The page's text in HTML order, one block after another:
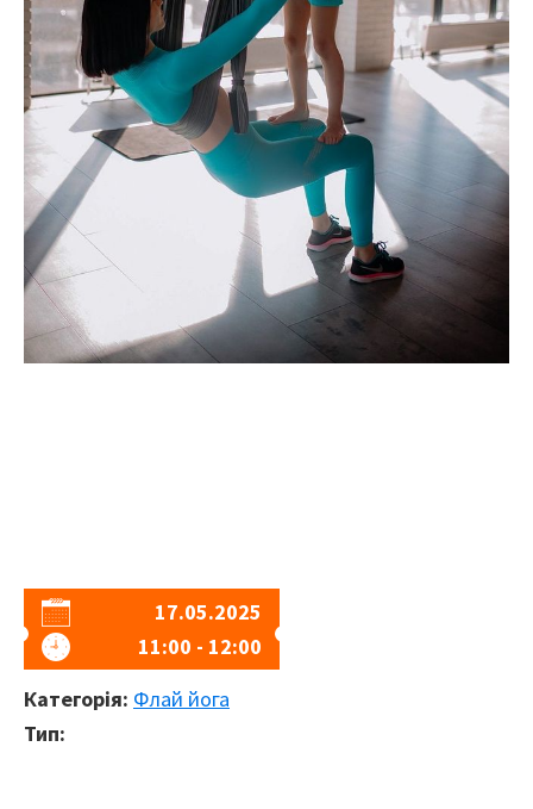
17.05.2025
11:00 - 12:00
Категорія: Флай йога
Тип: